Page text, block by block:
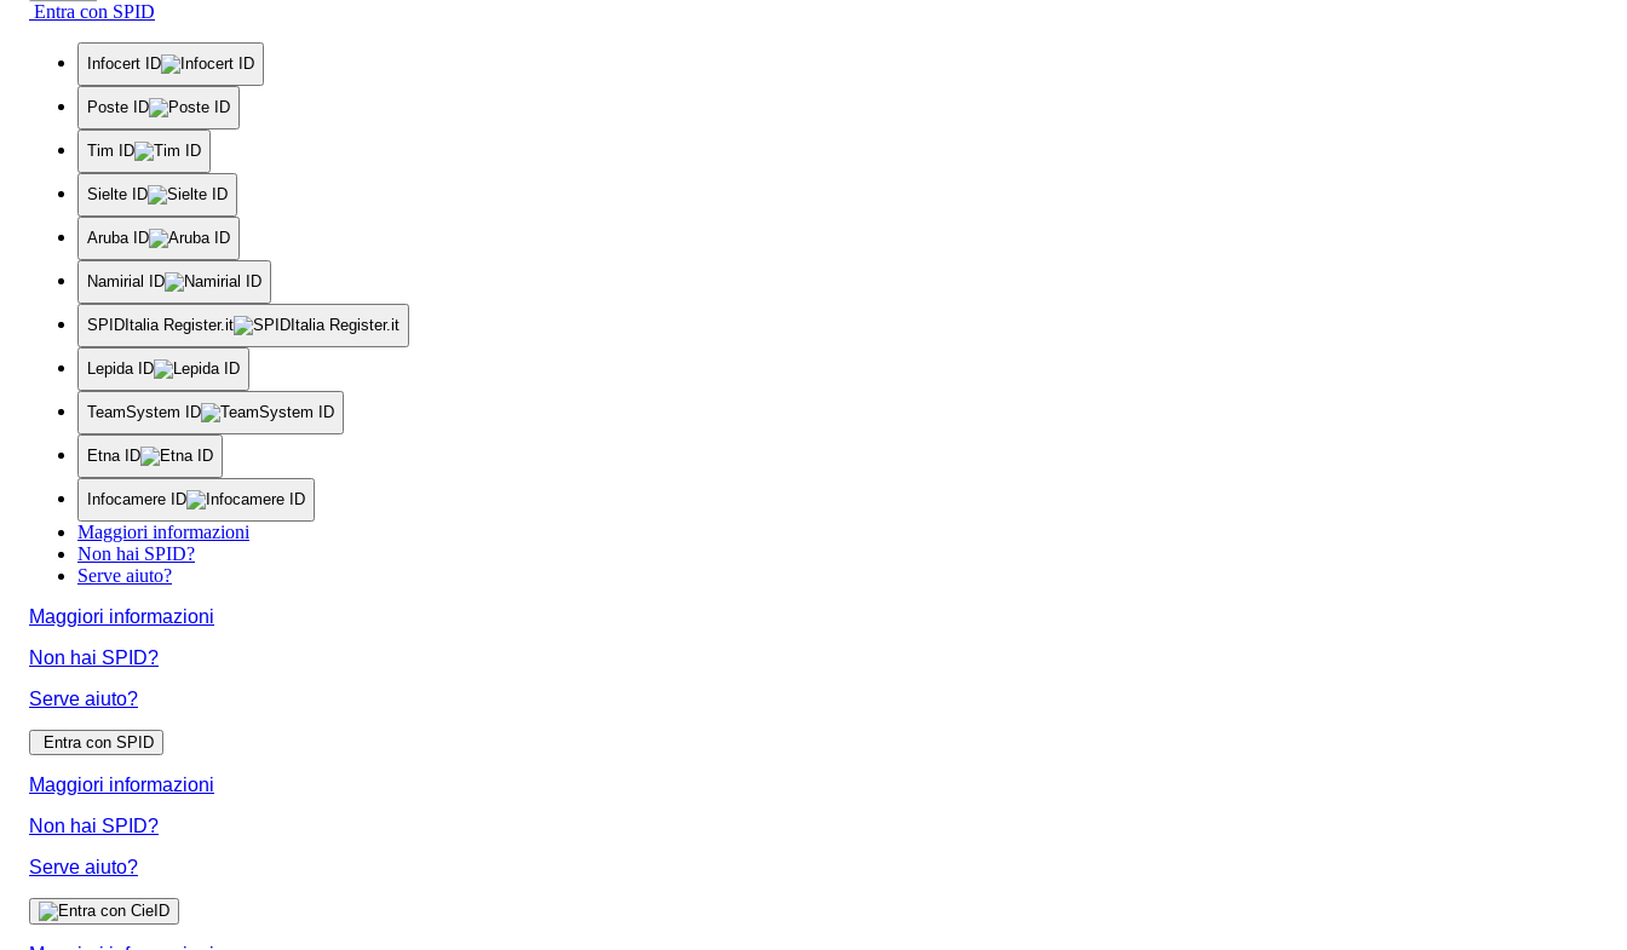
Entra con SPID
Infocert ID
Poste ID
Tim ID
Sielte ID
Aruba ID
Namirial ID
SPIDItalia Register.it
Lepida ID
TeamSystem ID
Etna ID
Infocamere ID
Maggiori informazioni
Non hai SPID?
Serve aiuto?
Maggiori informazioni
Non hai SPID?
Serve aiuto?
Entra con SPID
Maggiori informazioni
Non hai SPID?
Serve aiuto?